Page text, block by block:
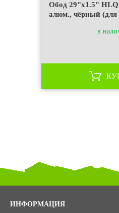
Обод 29"x1.5"
алюм., чёрный (для
в
ИНФОРМАЦИЯ